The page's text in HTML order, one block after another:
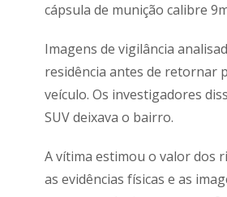
cápsula de munição calibre
Imagens de vigilância
residência antes de retornar
veículo. Os investigadores
SUV deixava o bairro.
A vítima estimou o valor dos
as evidências físicas e as